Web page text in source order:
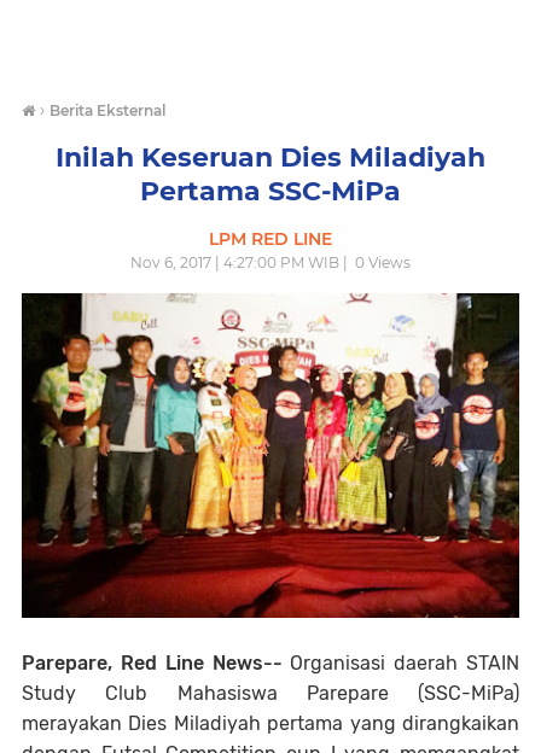
› Berita Eksternal
Inilah Keseruan Dies Miladiyah
Pertama SSC-MiPa
LPM RED LINE
Nov 6, 2017 | 4:27:00 PM WIB | 0 Views
Parepare, Red Line News-- Organisasi daerah STAIN
Study Club Mahasiswa Parepare (SSC-MiPa)
merayakan Dies Miladiyah pertama yang dirangkaikan